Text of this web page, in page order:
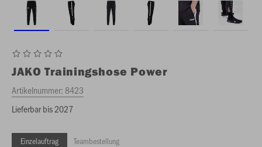
JAKO Trainingshose Power
Artikelnummer:8423
Lieferbar bis 2027
Einzelauftrag Teambestellung